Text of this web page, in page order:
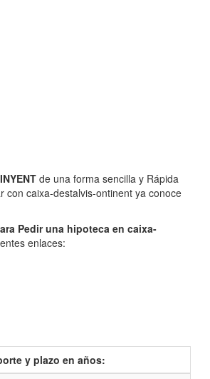
de una forma sencilla y Rápida
con caixa-destalvis-ontinent ya conoce
Pedir una hipoteca en caixa-
enlaces:
y plazo en años: